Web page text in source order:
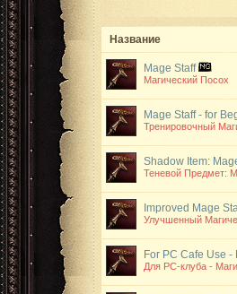
Название
Mage Staff
Магический Посох
Mage Staff - for
Тренировочный
Shadow Item:
Теневой Предмет:
Improved Mage
Улучшенный
For PC Cafe Use -
Для РС-клуба -